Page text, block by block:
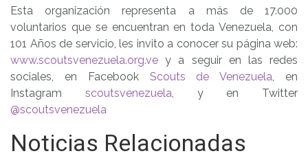
Esta organización representa a más de 17.000
voluntarios que se encuentran en toda Venezuela, con
101 Años de servicio, les invito a conocer su página web:
www.scoutsvenezuela.org.vey a seguir en las redes
sociales, en Facebook Scouts de Venezuela, en
Instagram scoutsvenezuela, y en Twitter
@scoutsvenezuela
Noticias Relacionadas